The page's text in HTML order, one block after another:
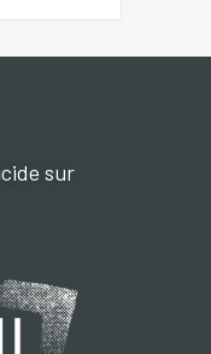
sur